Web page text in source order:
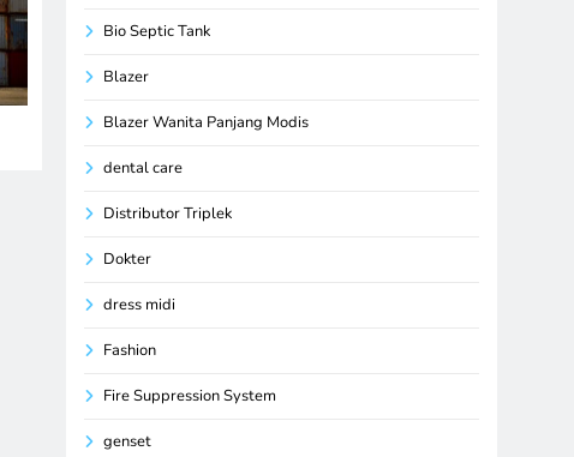
Bio Septic Tank
Blazer
Blazer Wanita Panjang Modis
dental care
Distributor Triplek
Dokter
dress midi
Fashion
Fire Suppression System
genset